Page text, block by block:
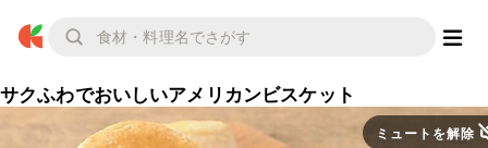
サクふわでおいしいアメリカンビスケット
ミュートを解除